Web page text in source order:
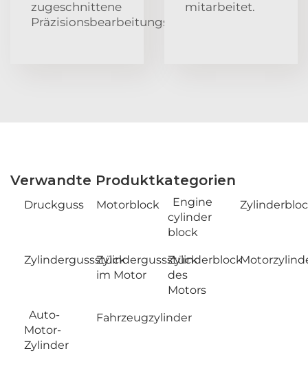
zugeschnittene
Präzisionsbearbeitungslösungen.
mitarbeitet.
Verwandte Produktkategorien
Druckguss Motorblock
Engine
cylinder
block
ZylindergussstückZylindergussstück
im Motor
Zylinderblock
des
Motors
Auto-
Motor-
Zylinder
Fahrzeugzylinder